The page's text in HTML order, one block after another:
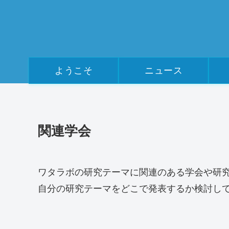
ようこそ ニュース
関連学会
ワタラボの研究テーマに関連のある学会や研
自分の研究テーマをどこで発表するか検討し